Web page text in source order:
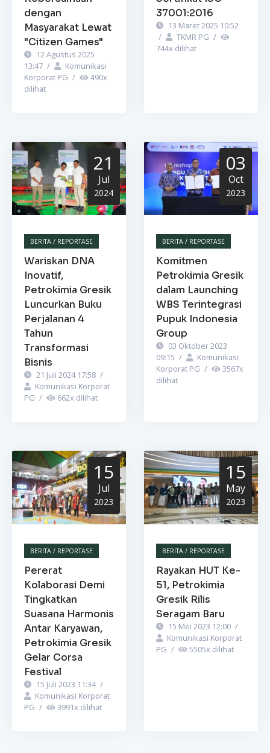
dengan
Masyarakat Lewat
"Citizen Games"
12 Agustus 2025
13:47 /
Komunikasi
Korporat PG / 490x
dilihat
37001:2016
13 Maret 2025 10:52
/
TKMR PG /
744x dilihat
21
Jul
2024
BERITA / REPORTASE
Wariskan DNA
Inovatif,
Petrokimia Gresik
Luncurkan Buku
Perjalanan 4
Tahun
Transformasi
Bisnis
21 Juli 2024 17:58 /
Komunikasi Korporat
PG / 662x dilihat
03
Oct
2023
BERITA / REPORTASE
Komitmen
Petrokimia Gresik
dalam Launching
WBS Terintegrasi
Pupuk Indonesia
Group
03 Oktober 2023
09:15 /
Komunikasi
Korporat PG / 3567x
dilihat
15
Jul
2023
BERITA / REPORTASE
Pererat
Kolaborasi Demi
Tingkatkan
Suasana Harmonis
Antar Karyawan,
Petrokimia Gresik
Gelar Corsa
Festival
15 Juli 2023 11:34 /
Komunikasi Korporat
PG / 3991x dilihat
15
May
2023
BERITA / REPORTASE
Rayakan HUT Ke-
51, Petrokimia
Gresik Rilis
Seragam Baru
15 Mei 2023 12:00 /
Komunikasi Korporat
PG / 5505x dilihat